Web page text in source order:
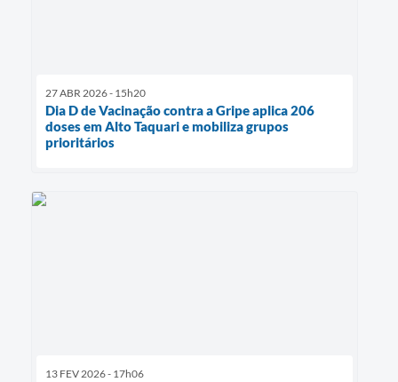
27 ABR 2026 - 15h20
Dia D de Vacinação contra a Gripe aplica 206
doses em Alto Taquari e mobiliza grupos
prioritários
13 FEV 2026 - 17h06